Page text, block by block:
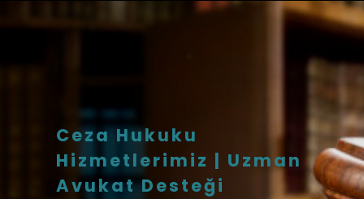
Ceza Hukuku
Hizmetlerimiz | Uzman
Avukat Desteği